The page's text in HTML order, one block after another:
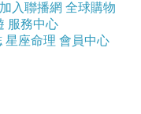
來撐個場。也希
展演。
加入聯播網 全球購物
服務中心
星座命理 會員中心